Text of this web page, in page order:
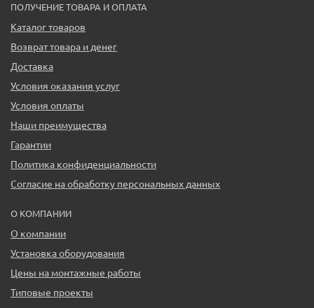
ПОЛУЧЕНИЕ ТОВАРА И ОПЛАТА
Каталог товаров
Возврат товара и денег
Доставка
Условия оказания услуг
Условия оплаты
Наши преимущества
Гарантии
Политика конфиденциальности
Согласие на обработку персональных данных
О КОМПАНИИ
О компании
Установка оборудования
Цены на монтажные работы
Типовые проекты